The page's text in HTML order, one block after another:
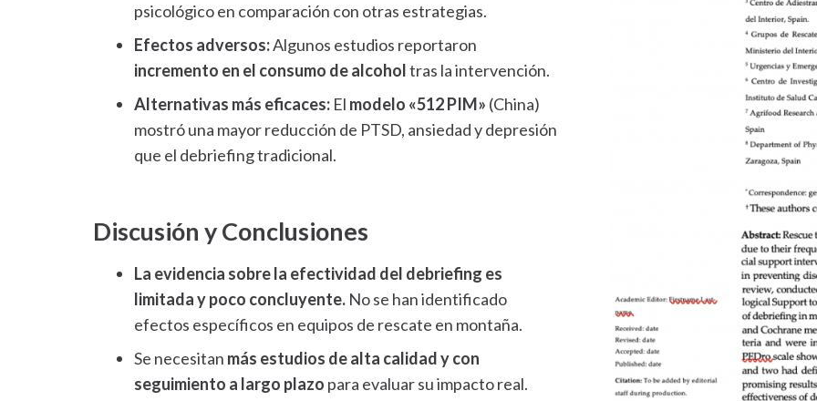
psicológico en comparación con otras estrategias.
Efectos adversos:Algunos estudios reportaron
incremento en el consumo de alcoholtras la intervención.
Alternativas más eficaces: El modelo «512 PIM» (China)
mostró una mayor reducción de PTSD, ansiedad y depresión
que el debriefing tradicional.
Discusión y Conclusiones
La evidencia sobre la efectividad del debriefing es
limitada y poco concluyente. No se han identificado
efectos específicos en equipos de rescate en montaña.
Se necesitan más estudios de alta calidad y con
seguimiento a largo plazo para evaluar su impacto real.